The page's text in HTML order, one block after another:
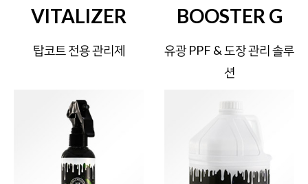
VITALIZER
탑코트 전용 관리제
BOOSTER G
유광 PPF & 도장 관리 솔루
션